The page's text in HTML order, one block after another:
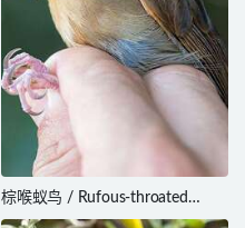
棕喉蚁鸟 / Rufous-throated
Antbird / Gymnopithys rufigula